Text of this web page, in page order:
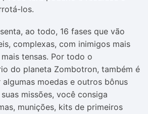
los.
ao todo, 16 fases que vão
complexas, com inimigos mais
tensas. Por todo o
do planeta Zombotron, também é
moedas e outros bônus
missões, você consiga
munições, kits de primeiros